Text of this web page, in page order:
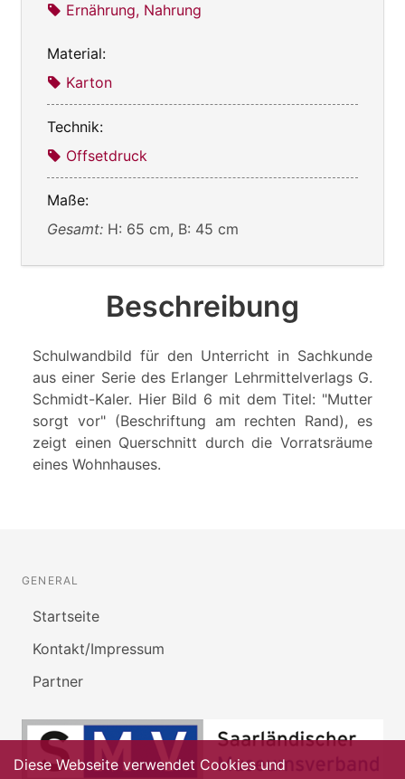
Ernährung, Nahrung
Material:
Karton
Technik:
Offsetdruck
Maße:
Gesamt: H: 65 cm, B: 45 cm
Beschreibung
Schulwandbild für den Unterricht in Sachkunde
aus einer Serie des Erlanger Lehrmittelverlags G.
Schmidt-Kaler. Hier Bild 6 mit dem Titel: "Mutter
sorgt vor" (Beschriftung am rechten Rand), es
zeigt einen Querschnitt durch die Vorratsräume
eines Wohnhauses.
GENERAL
Startseite
Kontakt/Impressum
Partner
Diese Webseite verwendet Cookies und